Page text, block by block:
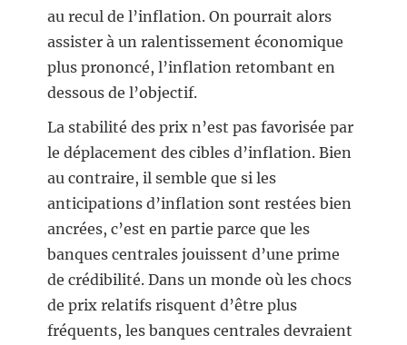
au recul de l’inflation. On pourrait alors
assister à un ralentissement économique
plus prononcé, l’inflation retombant en
dessous de l’objectif.
La stabilité des prix n’est pas favorisée par
le déplacement des cibles d’inflation. Bien
au contraire, il semble que si les
anticipations d’inflation sont restées bien
ancrées, c’est en partie parce que les
banques centrales jouissent d’une prime
de crédibilité. Dans un monde où les chocs
de prix relatifs risquent d’être plus
fréquents, les banques centrales devraient